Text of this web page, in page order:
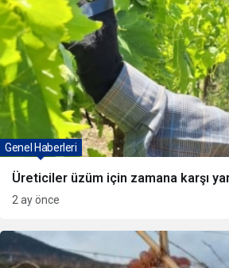
Üreticiler üzüm için zamana karşı
Genel Haberleri
2 ay önce